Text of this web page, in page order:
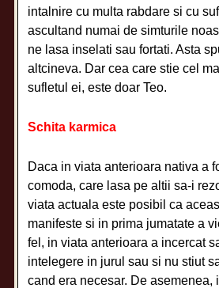
intalnire cu multa rabdare si cu
ascultand numai de simturile
ne lasa inselati sau fortati. Asta
altcineva. Dar cea care stie cel
sufletul ei, este doar Teo.
Schita karmica
Daca in viata anterioara nativa a
comoda, care lasa pe altii sa-i
viata actuala este posibil ca
manifeste si in prima jumatate a
fel, in viata anterioara a incercat
intelegere in jurul sau si nu stiut
cand era necesar. De asemenea,